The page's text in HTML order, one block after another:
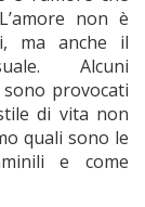
non è
ma anche il
Alcuni
provocati
di vita non
quali sono le
e come